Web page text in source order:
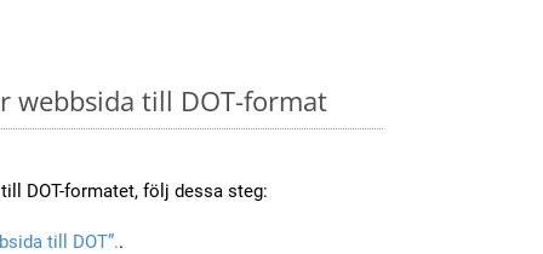
webbsida till DOT-format
DOT-formatet, följ dessa steg:
till DOT”..